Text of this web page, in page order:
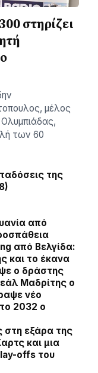
στηρίζει
μέλος
των 60
της
από
από Βελγίδα:
και το έκανα
ο δράστης
Μαδρίτης ο
νέο
2032 ο
στη εξάρα της
και μια
offs του